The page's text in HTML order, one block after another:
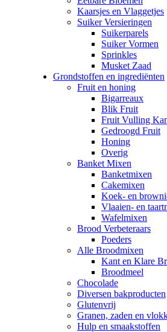
Kaarsjes en Vlaggetjes
Suiker Versieringen
Suikerparels
Suiker Vormen
Sprinkles
Musket Zaad
Grondstoffen en ingrediënten
Fruit en honing
Bigarreaux
Blik Fruit
Fruit Vulling
Gedroogd Fruit
Honing
Overig
Banket Mixen
Banketmixen
Cakemixen
Koek- en
Vlaaien- en
Wafelmixen
Brood Verbeteraars
Poeders
Alle Broodmixen
Kant en Klare
Broodmeel
Chocolade
Diversen bakproducten
Glutenvrij
Granen, zaden en
Hulp en smaakstoffen